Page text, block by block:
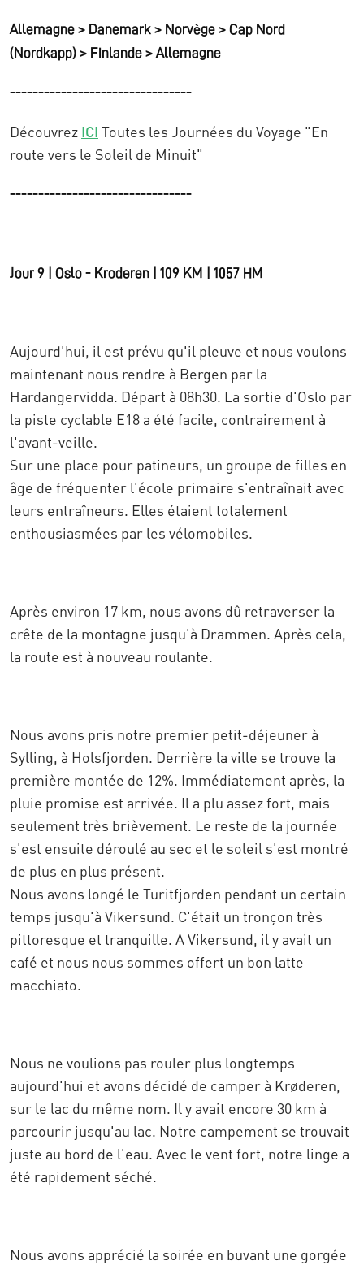
Allemagne > Danemark > Norvège > Cap Nord
(Nordkapp) > Finlande > Allemagne
--------------------------------
Découvrez ICI Toutes les Journées du Voyage "En
route vers le Soleil de Minuit"
--------------------------------
Jour 9 | Oslo - Kroderen | 109 KM | 1057 HM
Aujourd'hui, il est prévu qu'il pleuve et nous voulons
maintenant nous rendre à Bergen par la
Hardangervidda. Départ à 08h30. La sortie d'Oslo par
la piste cyclable E18 a été facile, contrairement à
l'avant-veille.
Sur une place pour patineurs, un groupe de filles en
âge de fréquenter l'école primaire s'entraînait avec
leurs entraîneurs. Elles étaient totalement
enthousiasmées par les vélomobiles.
Après environ 17 km, nous avons dû retraverser la
crête de la montagne jusqu'à Drammen. Après cela,
la route est à nouveau roulante.
Nous avons pris notre premier petit-déjeuner à
Sylling, à Holsfjorden. Derrière la ville se trouve la
première montée de 12%. Immédiatement après, la
pluie promise est arrivée. Il a plu assez fort, mais
seulement très brièvement. Le reste de la journée
s'est ensuite déroulé au sec et le soleil s'est montré
de plus en plus présent.
Nous avons longé le Turitfjorden pendant un certain
temps jusqu'à Vikersund. C'était un tronçon très
pittoresque et tranquille. A Vikersund, il y avait un
café et nous nous sommes offert un bon latte
macchiato.
Nous ne voulions pas rouler plus longtemps
aujourd'hui et avons décidé de camper à Krøderen,
sur le lac du même nom. Il y avait encore 30 km à
parcourir jusqu'au lac. Notre campement se trouvait
juste au bord de l'eau. Avec le vent fort, notre linge a
été rapidement séché.
Nous avons apprécié la soirée en buvant une gorgée